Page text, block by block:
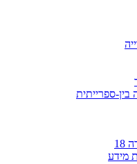
ספרייתית
מידע